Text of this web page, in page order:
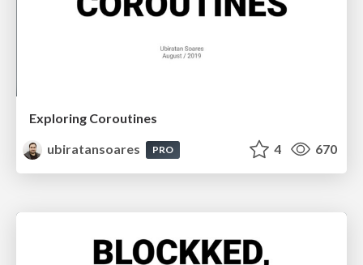
Exploring Coroutines
ubiratansoares
PRO 4 670